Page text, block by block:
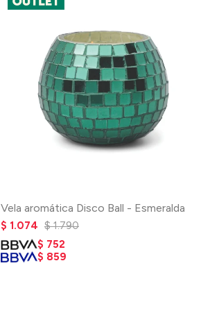
Vela aromática Disco Ball - Esmeralda
$ 1.074 $ 1.790
$ 752
$ 859